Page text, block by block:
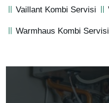
Vaillant Kombi Servisi
Warmhaus Kombi Servisi